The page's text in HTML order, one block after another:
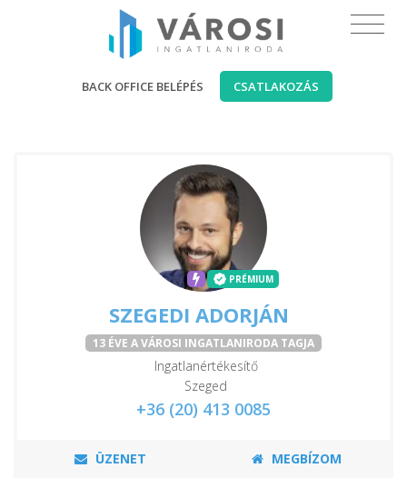
BACK OFFICE BELÉPÉS CSATLAKOZÁS
PRÉMIUM
SZEGEDI ADORJÁN
13 ÉVE A VÁROSI INGATLANIRODA TAGJA
Ingatlanértékesítő
Szeged
+36 (20) 413 0085
ÜZENET MEGBÍZOM